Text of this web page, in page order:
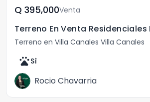
Q	395,000Venta
Terreno en Villa Canales Villa Canales
petsSì
Rocio Chavarria